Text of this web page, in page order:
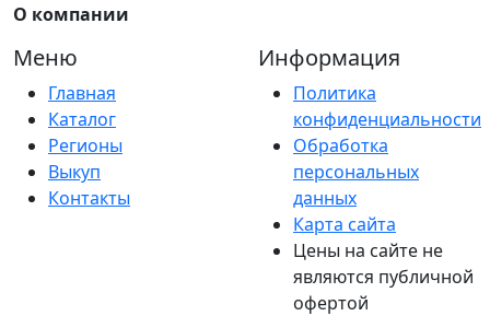
О компании
Меню
Главная
Каталог
Регионы
Выкуп
Контакты
Информация
Политика
конфиденциальности
Обработка
персональных
данных
Карта сайта
Цены на сайте не
являются публичной
офертой